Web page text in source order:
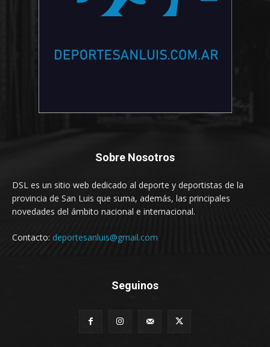
Sobre Nosotros
DSL es un sitio web dedicado al deporte y deportistas de la
provincia de San Luis que suma, además, las principales
novedades del ámbito nacional e internacional.
Contacto: deportesanluis@gmail.com
Seguinos